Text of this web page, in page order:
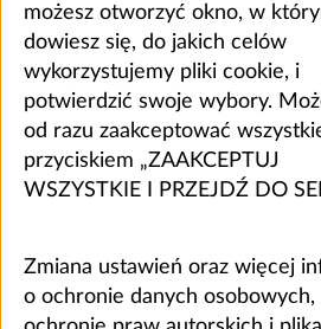
możesz otworzyć okno, w
dowiesz się, do jakich celów
wykorzystujemy pliki cookie, i
potwierdzić swoje wybory.
od razu zaakceptować
przyciskiem „ZAAKCEPTUJ
WSZYSTKIE I PRZEJDŹ DO
Zmiana ustawień oraz więcej
o ochronie danych osobowych,